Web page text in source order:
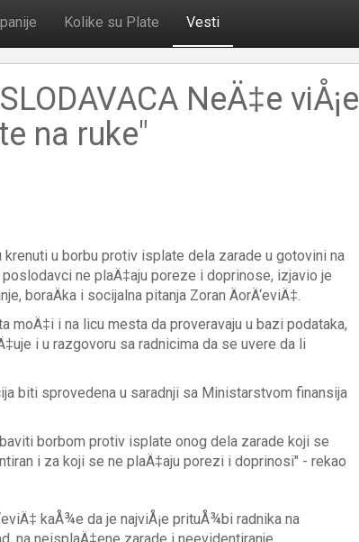
Kolike su Plate Vesti
NeÄ‡e viÅ¡e
na ruke"
u borbu protiv isplate dela zarade u gotovini na
ne plaÄ‡aju poreze i doprinose, izjavio je
boraÄka i socijalna pitanja Zoran ÄorÄ‘eviÄ‡.
moÄ‡i i na licu mesta da proveravaju u bazi podataka,
i u razgovoru sa radnicima da se uvere da li
biti sprovedena u saradnji sa Ministarstvom finansija
borbom protiv isplate onog dela zarade koji se
i za koji se ne plaÄ‡aju porezi i doprinosi" - rekao
kaÅ¾e da je najviÅ¡e prituÅ¾bi radnika na